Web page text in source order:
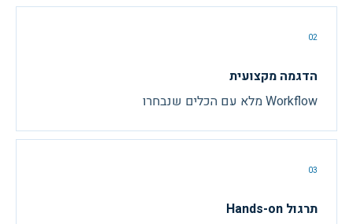
02
הדגמה מקצועית
Workflow מלא עם הכלים שנבחרו
03
תרגול Hands-on